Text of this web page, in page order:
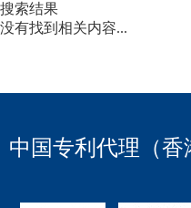
搜索结果
没有找到相关内容...
中国专利代理（香